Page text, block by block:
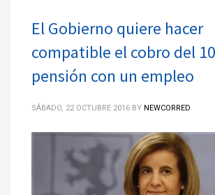
El Gobierno quiere hacer
compatible el cobro del
pensión con un empleo
SÁBADO, 22 OCTUBRE 2016 BY NEWCORRED